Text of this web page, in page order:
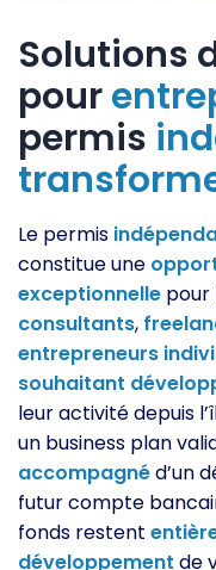
Solutions
pour
permis
Le permis
constitue une
exceptionnelle pour
consultants,
entrepreneurs
souhaitant
leur activité depuis
un business plan
accompagnéd’un
futur compte
fonds restent
développement de